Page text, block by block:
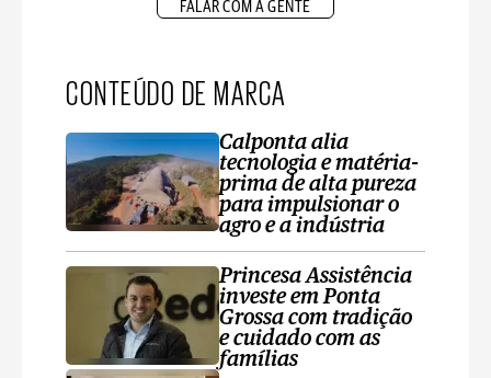
FALAR COM A GENTE
CONTEÚDO DE MARCA
Calponta alia
tecnologia e matéria-
prima de alta pureza
para impulsionar o
agro e a indústria
Princesa Assistência
investe em Ponta
Grossa com tradição
e cuidado com as
famílias